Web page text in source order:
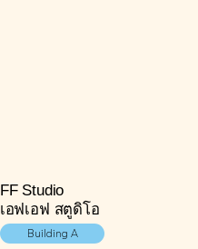
FF Studio
เอฟเอฟ สตูดิโอ
Building A